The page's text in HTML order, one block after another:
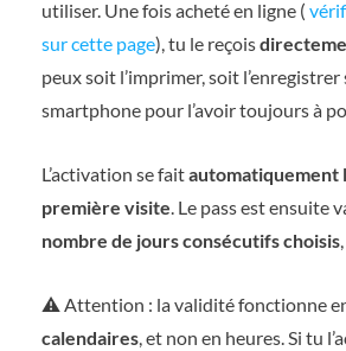
utiliser. Une fois acheté en ligne (
sur cette page), tu le reçois
peux soit l’imprimer, soit
smartphone pour l’avoir toujours à
L’activation se faitautomatiquement
première visite. Le pass est ensuite
nombre de jours consécutifs choisis
⚠️ Attention : la validité fonctionne
calendaires, et non en heures. Si tu